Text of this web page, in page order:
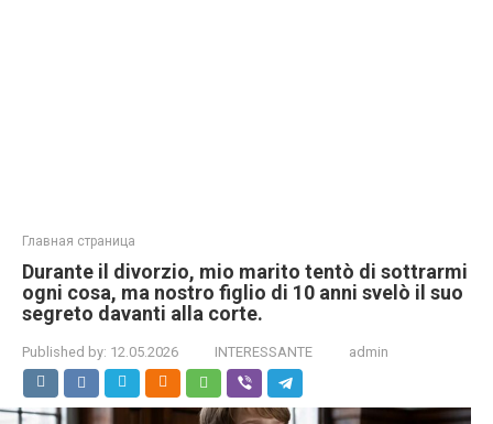
Главная страница
Durante il divorzio, mio marito tentò di sottrarmi
ogni cosa, ma nostro figlio di 10 anni svelò il suo
segreto davanti alla corte.
Published by: 12.05.2026 INTERESSANTE admin